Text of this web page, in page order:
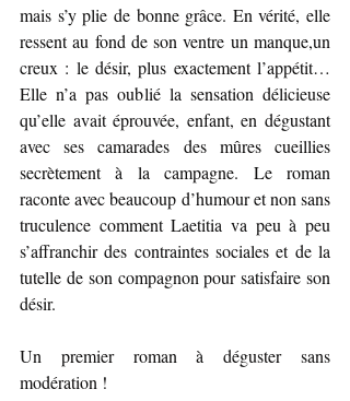
mais s’y plie de bonne grâce. En vérité, elle
ressent au fond de son ventre un manque,un
creux : le désir, plus exactement l’appétit…
Elle n’a pas oublié la sensation délicieuse
qu’elle avait éprouvée, enfant, en dégustant
avec ses camarades des mûres cueillies
secrètement à la campagne. Le roman
raconte avec beaucoup d’humour et non sans
truculence comment Laetitia va peu à peu
s’affranchir des contraintes sociales et de la
tutelle de son compagnon pour satisfaire son
désir.
Un premier roman à déguster sans
modération !